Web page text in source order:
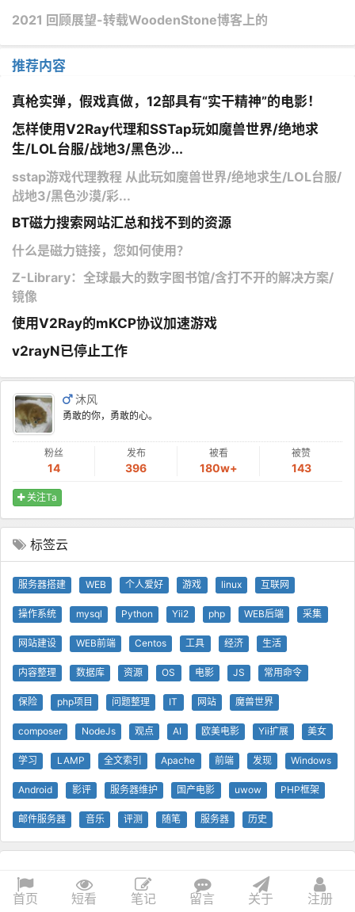
2021 回顾展望-转载WoodenStone博客上的
推荐内容
真枪实弹，假戏真做，12部具有“实干精神”的电影！
怎样使用V2Ray代理和SSTap玩如魔兽世界/绝地求
生/LOL台服/战地3/黑色沙...
sstap游戏代理教程 从此玩如魔兽世界/绝地求生/LOL台服/
战地3/黑色沙漠/彩...
BT磁力搜索网站汇总和找不到的资源
什么是磁力链接，您如何使用？
Z-Library：全球最大的数字图书馆/含打不开的解决方案/
镜像
使用V2Ray的mKCP协议加速游戏
v2rayN已停止工作
沐风
勇敢的你，勇敢的心。
粉丝
14
发布
396
被看
180w+
被赞
143
关注Ta
标签云
服务器搭建 WEB 个人爱好 游戏 linux 互联网
操作系统 mysql Python Yii2 php WEB后端 采集
网站建设 WEB前端 Centos 工具 经济 生活
内容整理 数据库 资源 OS 电影 JS 常用命令
保险 php项目 问题整理 IT 网站 魔兽世界
composer NodeJs 观点 AI 欧美电影 Yii扩展 美女
学习 LAMP 全文索引 Apache 前端 发现 Windows
Android 影评 服务器维护 国产电影 uwow PHP框架
邮件服务器 音乐 评测 随笔 服务器 历史
© 查问我看 - 查问网 0.17s 1 GB 技术支持
Yii 框架
首页
短看 笔记 留言 关于 注册